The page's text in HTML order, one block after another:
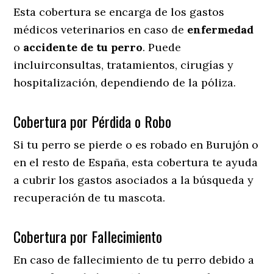
Esta cobertura se encarga de los gastos
médicos veterinarios en caso de enfermedad
o accidente de tu perro. Puede
incluirconsultas, tratamientos, cirugías y
hospitalización, dependiendo de la póliza.
Cobertura por Pérdida o Robo
Si tu perro se pierde o es robado en Burujón o
en el resto de España, esta cobertura te ayuda
a cubrir los gastos asociados a la búsqueda y
recuperación de tu mascota.
Cobertura por Fallecimiento
En caso de fallecimiento de tu perro debido a